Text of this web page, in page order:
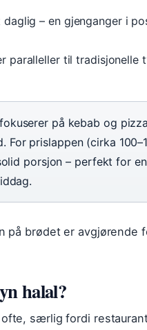
– en gjenganger i
paralleller til tradisjonelle
på kebab og
For prislappen (cirka
porsjon – perfekt for en
på brødet er avgjørende
halal?
særlig fordi